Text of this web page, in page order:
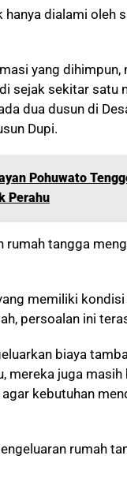
hanya dialami oleh
yang dihimpun,
sejak sekitar satu
dua dusun di
Dupi.
Pohuwato
Perahu
rumah tangga
memiliki
persoalan ini
biaya
mereka juga masih
kebutuhan
rumah